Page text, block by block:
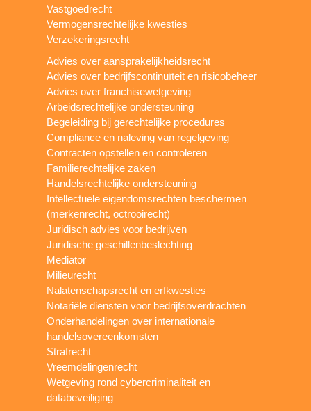
Vastgoedrecht
Vermogensrechtelijke kwesties
Verzekeringsrecht
Advies over aansprakelijkheidsrecht
Advies over bedrijfscontinuïteit en risicobeheer
Advies over franchisewetgeving
Arbeidsrechtelijke ondersteuning
Begeleiding bij gerechtelijke procedures
Compliance en naleving van regelgeving
Contracten opstellen en controleren
Familierechtelijke zaken
Handelsrechtelijke ondersteuning
Intellectuele eigendomsrechten beschermen
(merkenrecht, octrooirecht)
Juridisch advies voor bedrijven
Juridische geschillenbeslechting
Mediator
Milieurecht
Nalatenschapsrecht en erfkwesties
Notariële diensten voor bedrijfsoverdrachten
Onderhandelingen over internationale
handelsovereenkomsten
Strafrecht
Vreemdelingenrecht
Wetgeving rond cybercriminaliteit en
databeveiliging